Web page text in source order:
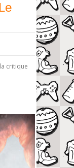
critique